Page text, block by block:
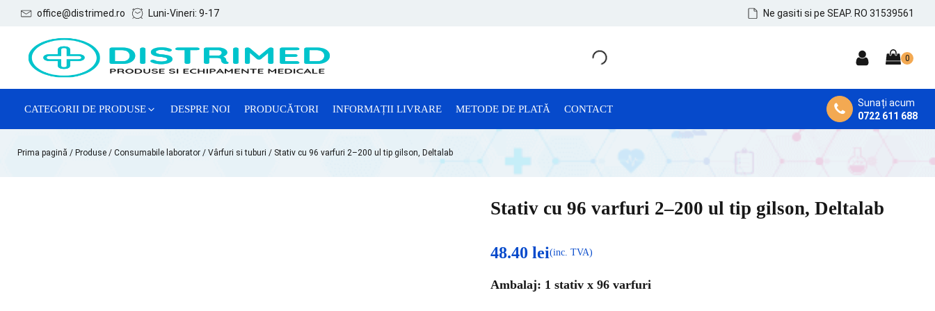
office@distrimed.ro Luni-Vineri: 9-17 Ne gasiti si pe SEAP. RO 31539561
CATEGORII DE PRODUSE
ACE, SERINGI ȘI ACCESORII
CONSUMABILE GENERALE
CONSUMABILE LABORATOR
Anatomie Patologică
DEZINFECTANȚI MEDICALI
Dezinfectanți de Mâini, Piele și Tegumente
Dezinfectanți Instrumentar
Dezinfectanți Suprafețe și MicroAeroflora
DESPRE NOI PRODUCĂTORI INFORMAȚII LIVRARE METODE DE PLATĂ CONTACT
Sunați acum
0722 611 688
Prima pagină / Produse / Consumabile laborator / Vârfuri si tuburi / Stativ cu 96 varfuri 2–200 ul tip gilson, Deltalab
Stativ cu 96 varfuri 2–200 ul tip gilson, Deltalab
48.40 lei(inc. TVA)
Ambalaj: 1 stativ x 96 varfuri